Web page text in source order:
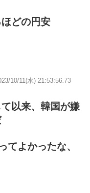
どの円安
10/11(水) 21:53:56.73
以来、韓国が嫌
よかったな、